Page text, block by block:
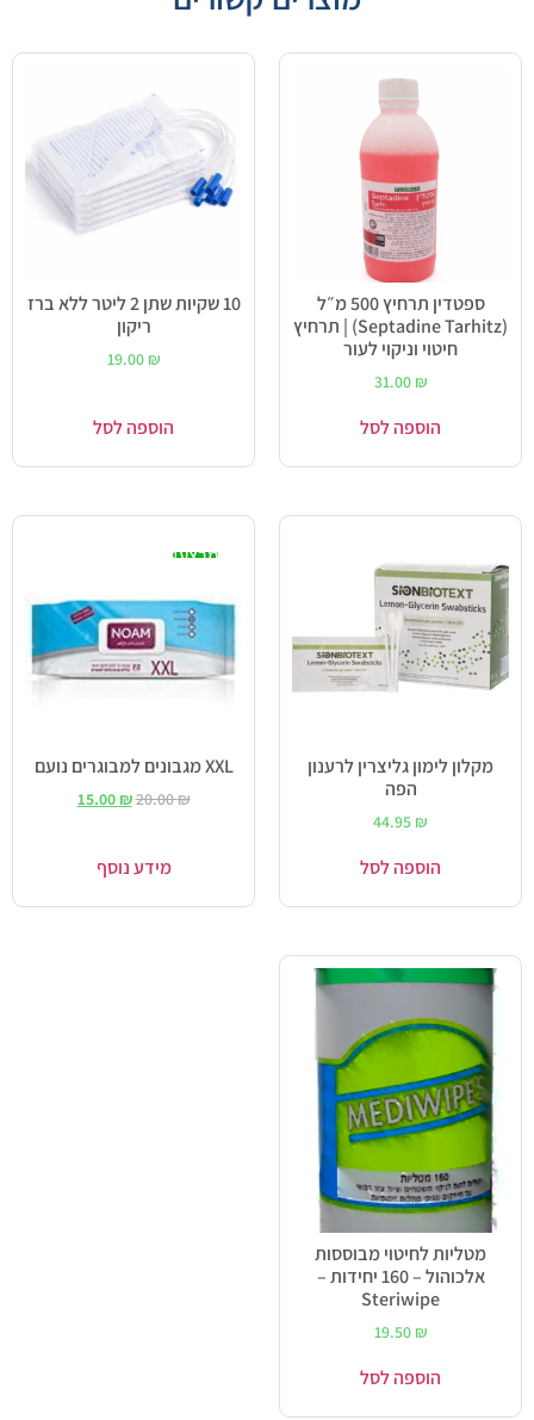
ספטדין תרחיץ 500 מ״ל
(Septadine Tarhitz) | תרחיץ
חיטוי וניקוי לעור
31.00 ₪
הוספה לסל
10 שקיות שתן 2 ליטר ללא ברז
ריקון
19.00 ₪
הוספה לסל
מקלון לימון גליצרין לרענון
הפה
44.95 ₪
הוספה לסל
מבצע!
XXL מגבונים למבוגרים נועם
20.00₪
15.00₪
מידע נוסף
מטליות לחיטוי מבוססות
אלכוהול – 160 יחידות –
Steriwipe
19.50 ₪
הוספה לסל